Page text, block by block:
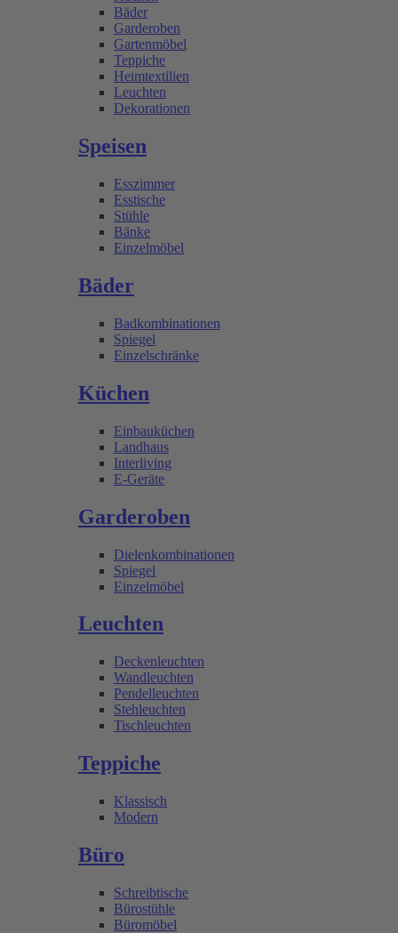
Bäder
Garderoben
Gartenmöbel
Teppiche
Heimtextilien
Leuchten
Dekorationen
Speisen
Esszimmer
Esstische
Stühle
Bänke
Einzelmöbel
Bäder
Badkombinationen
Spiegel
Einzelschränke
Küchen
Einbauküchen
Landhaus
Interliving
E-Geräte
Garderoben
Dielenkombinationen
Spiegel
Einzelmöbel
Leuchten
Deckenleuchten
Wandleuchten
Pendelleuchten
Stehleuchten
Tischleuchten
Teppiche
Klassisch
Modern
Büro
Schreibtische
Bürostühle
Büromöbel